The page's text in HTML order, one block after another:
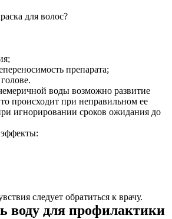
для волос?
препарата;
воды возможно развитие
происходит при неправильном ее
игнорировании сроков ожидания до
следует обратиться к врачу.
воду для профилактики